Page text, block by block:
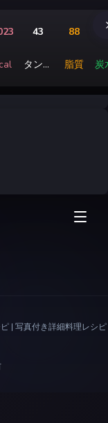
43
タンパ
88
脂質
炭
| 写真付き詳細料理レシ